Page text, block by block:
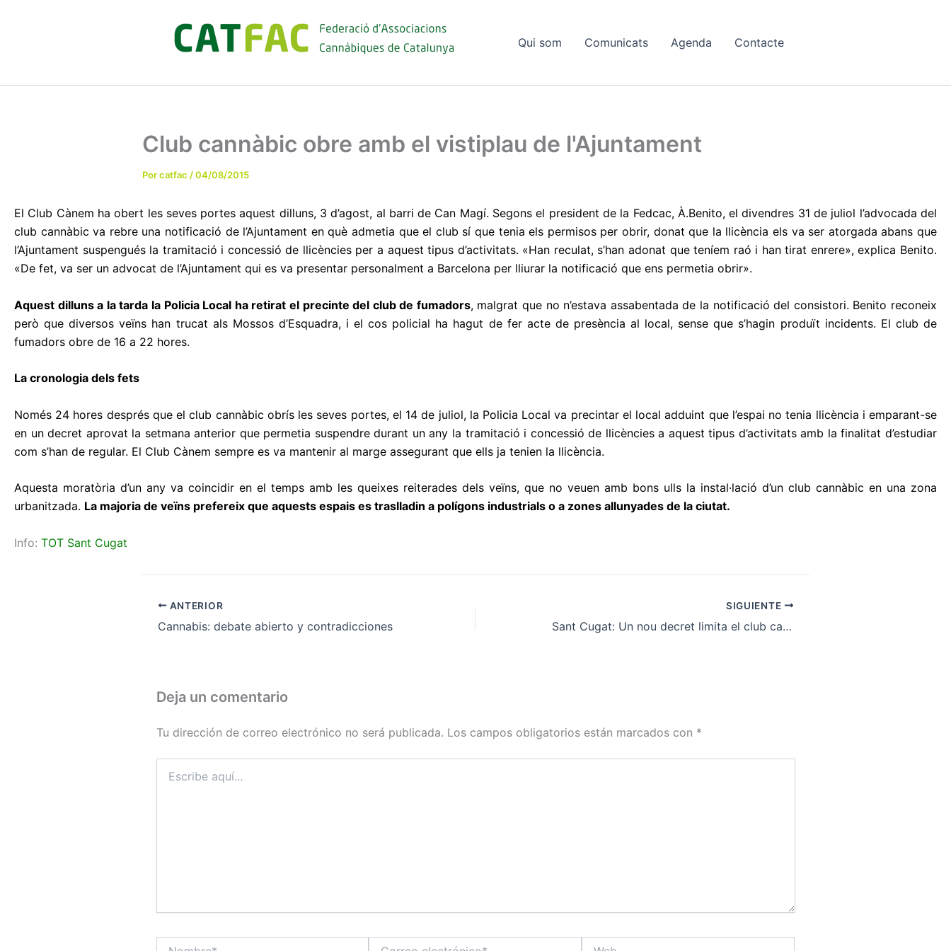
Qui som Comunicats Agenda Contacte
Club cannàbic obre amb el vistiplau de l'Ajuntament
Porcatfac /04/08/2015
El Club Cànem ha obert les seves portes aquest dilluns, 3 d’agost, al barri de Can Magí. Segons el president de la Fedcac, À.Benito, el divendres 31 de juliol l’advocada del
club cannàbic va rebre una notificació de l’Ajuntament en què admetia que el club sí que tenia els permisos per obrir, donat que la llicència els va ser atorgada abans que
l’Ajuntament suspengués la tramitació i concessió de llicències per a aquest tipus d’activitats. «Han reculat, s’han adonat que teníem raó i han tirat enrere», explica Benito.
«De fet, va ser un advocat de l’Ajuntament qui es va presentar personalment a Barcelona per lliurar la notificació que ens permetia obrir».
Aquest dilluns a la tarda la Policia Local ha retirat el precinte del club de fumadors, malgrat que no n’estava assabentada de la notificació del consistori. Benito reconeix
però que diversos veïns han trucat als Mossos d’Esquadra, i el cos policial ha hagut de fer acte de presència al local, sense que s’hagin produït incidents. El club de
fumadors obre de 16 a 22 hores.
La cronologia dels fets
Només 24 hores després que el club cannàbic obrís les seves portes, el 14 de juliol, la Policia Local va precintar el local adduint que l’espai no tenia llicència i emparant-se
en un decret aprovat la setmana anterior que permetia suspendre durant un any la tramitació i concessió de llicències a aquest tipus d’activitats amb la finalitat d’estudiar
com s’han de regular. El Club Cànem sempre es va mantenir al marge assegurant que ells ja tenien la llicència.
Aquesta moratòria d’un any va coincidir en el temps amb les queixes reiterades dels veïns, que no veuen amb bons ulls la instal·lació d’un club cannàbic en una zona
urbanitzada. La majoria de veïns prefereix que aquests espais es traslladin a polígons industrials o a zones allunyades de la ciutat.
Info: TOT Sant Cugat
ANTERIOR
Cannabis: debate abierto y contradicciones
SIGUIENTE
Sant Cugat: Un nou decret limita el club cannàbic
Deja un comentario
Tu dirección de correo electrónico no será publicada. Los campos obligatorios están marcados con *
aquí...